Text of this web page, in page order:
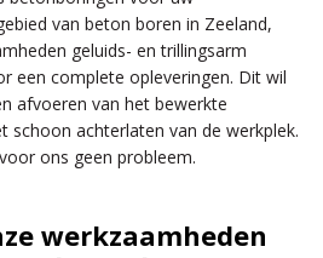
van beton boren in Zeeland,
geluids- en trillingsarm
een complete opleveringen. Dit wil
afvoeren van het bewerkte
schoon achterlaten van de werkplek.
ons geen probleem.
werkzaamheden